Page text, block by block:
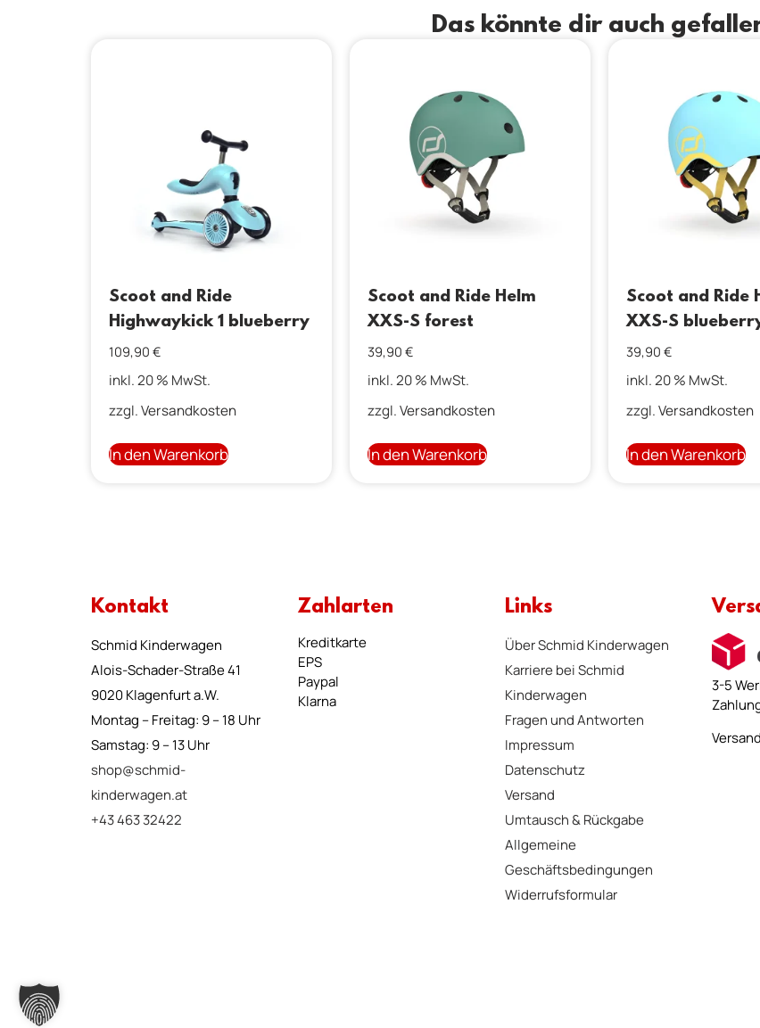
Das könnte dir auch
Scoot and Ride
Highwaykick 1 blueberry
109,90 €
inkl. 20 % MwSt.
zzgl.Versandkosten
In den Warenkorb
Scoot and Ride Helm
XXS-S forest
39,90 €
inkl. 20 % MwSt.
zzgl.Versandkosten
In den Warenkorb
Scoot and Ride
XXS-S
39,90 €
inkl. 20 % MwSt.
zzgl.Versandkosten
In den Warenkorb
Kontakt
Schmid Kinderwagen
Alois-Schader-Straße 41
9020 Klagenfurt a.W.
Montag – Freitag: 9 – 18 Uhr
Samstag: 9 – 13 Uhr
shop@schmid-
kinderwagen.at
+43 463 32422
Zahlarten
Kreditkarte
EPS
Paypal
Klarna
Links
Über Schmid Kinderwagen
Karriere bei Schmid
Kinderwagen
Fragen und Antworten
Impressum
Datenschutz
Versand
Umtausch & Rückgabe
Allgemeine
Geschäftsbedingungen
Widerrufsformular
3-5